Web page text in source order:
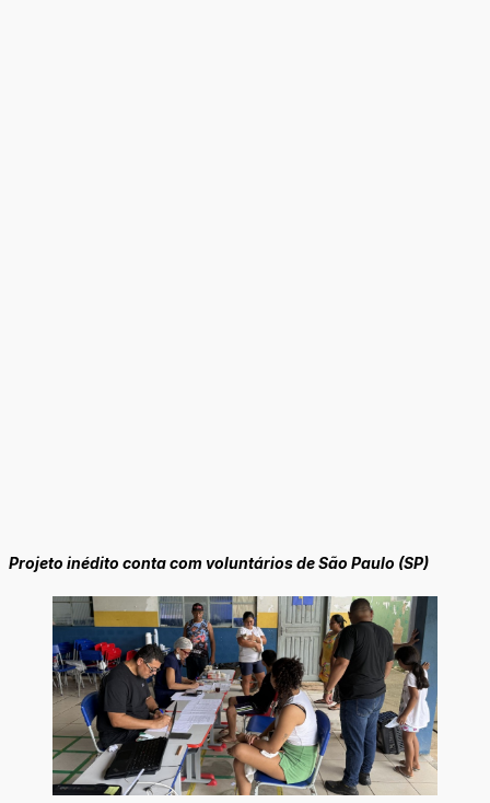
Projeto inédito conta com voluntários de São Paulo (SP)